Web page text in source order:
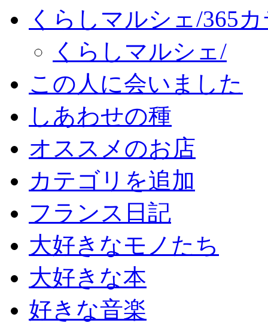
くらしマルシェ/365
くらしマルシェ/
この人に会いました
しあわせの種
オススメのお店
カテゴリを追加
フランス日記
大好きなモノたち
大好きな本
好きな音楽